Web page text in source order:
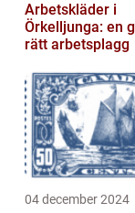
Arbetskläder i
Örkelljunga: en
rätt arbetsplagg
04 december 2024